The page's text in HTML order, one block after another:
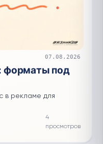
07.08.2026
форматы под
в рекламе для
4
просмотров